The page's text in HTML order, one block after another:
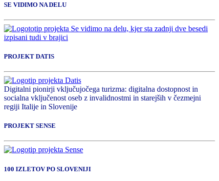
SE VIDIMO NA DELU
PROJEKT DATIS
Digitalni pionirji vključujočega turizma: digitalna dostopnost in
socialna vključenost oseb z invalidnostmi in starejših v čezmejni
regiji Italije in Slovenije
PROJEKT SENSE
100 IZLETOV PO SLOVENIJI